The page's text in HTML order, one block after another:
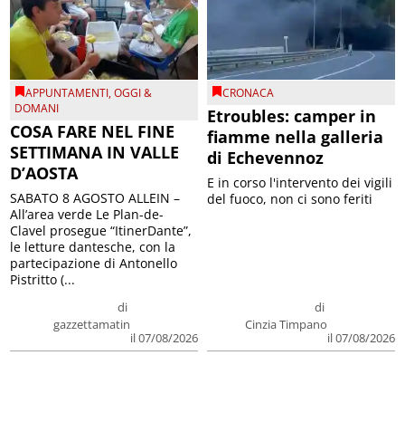
APPUNTAMENTI,OGGI &
DOMANI
COSA FARE NEL FINE
SETTIMANA IN VALLE
D’AOSTA
di
gazzettamatin
il 07/08/2026
SABATO 8 AGOSTO ALLEIN –
All’area verde Le Plan-de-
Clavel prosegue “ItinerDante”,
le letture dantesche, con la
partecipazione di Antonello
Pistritto (...
CRONACA
Etroubles: camper in
fiamme nella galleria
di Echevennoz
di
Cinzia Timpano
il 07/08/2026
E in corso l'intervento dei vigili
del fuoco, non ci sono feriti